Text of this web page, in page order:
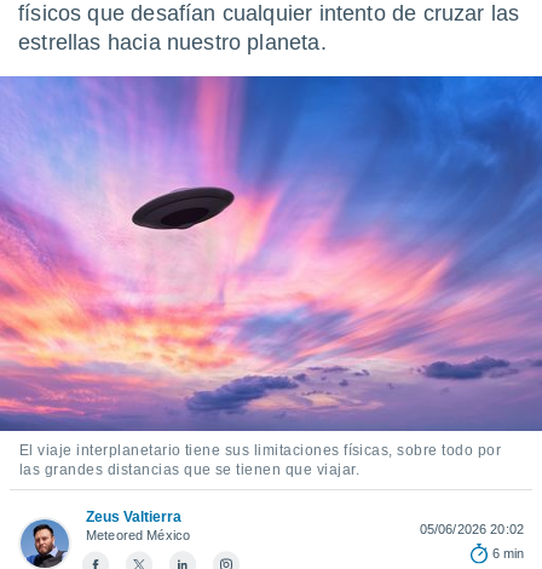
forma
basada
permite
seguir
contenido
coste.
botón
a la
la
todas
ya sean
nuestros
nos
y análisis
en
ACEPTAR
Y
CONTINUAR
CONFIGURACIÓN
físicos que desafían cualquier intento de cruzar las
estrellas hacia nuestro planeta.
El viaje interplanetario tiene sus limitaciones físicas, sobre todo por
las grandes distancias que se tienen que viajar.
Zeus Valtierra
Meteored México
05/06/2026 20:02
6 min